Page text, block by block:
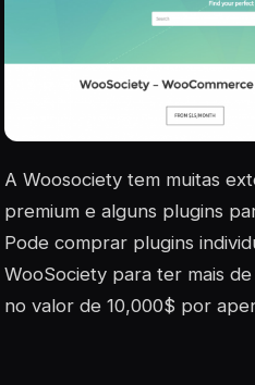
A Woosociety tem muitas
premium e alguns plugins
Pode comprar plugins
WooSociety para ter mais
no valor de 10,000$ por